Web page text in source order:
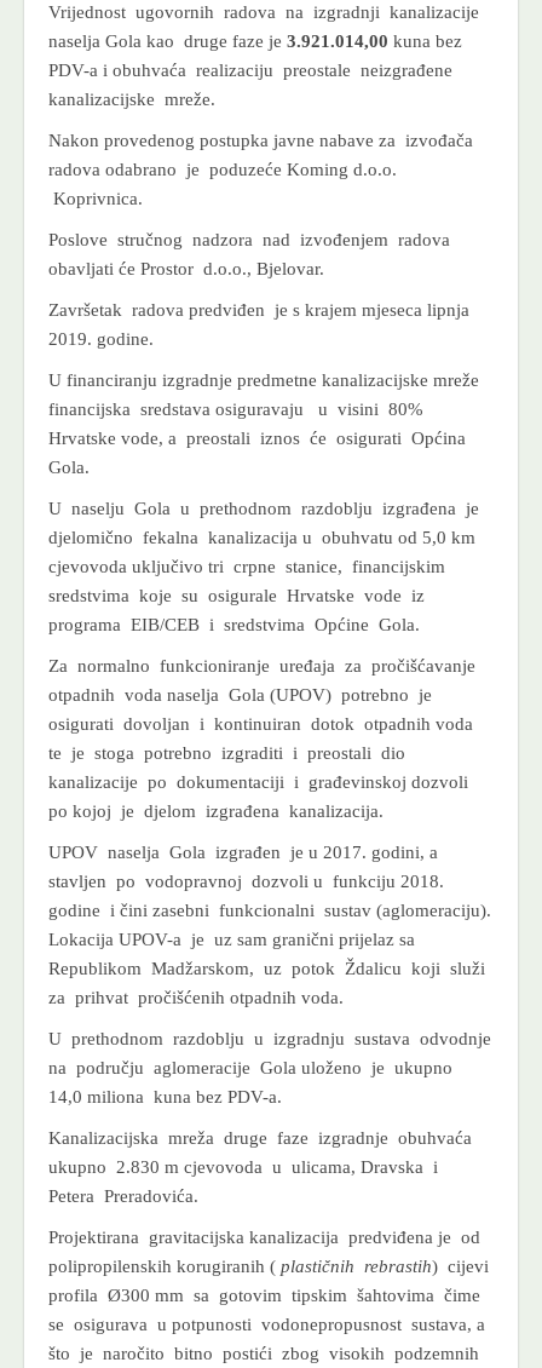
Vrijednost ugovornih radova na izgradnji kanalizacije
naselja Gola kao druge faze je 3.921.014,00 kuna bez
PDV-a i obuhvaća realizaciju preostale neizgrađene
kanalizacijske mreže.
Nakon provedenog postupka javne nabave za izvođača
radova odabrano je poduzeće Koming d.o.o.
Koprivnica.
Poslove stručnog nadzora nad izvođenjem radova
obavljati će Prostor d.o.o., Bjelovar.
Završetak radova predviđen je s krajem mjeseca lipnja
2019. godine.
U financiranju izgradnje predmetne kanalizacijske mreže
financijska sredstava osiguravaju u visini 80%
Hrvatske vode, a preostali iznos će osigurati Općina
Gola.
U naselju Gola u prethodnom razdoblju izgrađena je
djelomično fekalna kanalizacija u obuhvatu od 5,0 km
cjevovoda uključivo tri crpne stanice, financijskim
sredstvima koje su osigurale Hrvatske vode iz
programa EIB/CEB i sredstvima Općine Gola.
Za normalno funkcioniranje uređaja za pročišćavanje
otpadnih voda naselja Gola (UPOV) potrebno je
osigurati dovoljan i kontinuiran dotok otpadnih voda
te je stoga potrebno izgraditi i preostali dio
kanalizacije po dokumentaciji i građevinskoj dozvoli
po kojoj je djelom izgrađena kanalizacija.
UPOV naselja Gola izgrađen je u 2017. godini, a
stavljen po vodopravnoj dozvoli u funkciju 2018.
godine i čini zasebni funkcionalni sustav (aglomeraciju).
Lokacija UPOV-a je uz sam granični prijelaz sa
Republikom Madžarskom, uz potok Ždalicu koji služi
za prihvat pročišćenih otpadnih voda.
U prethodnom razdoblju u izgradnju sustava odvodnje
na području aglomeracije Gola uloženo je ukupno
14,0 miliona kuna bez PDV-a.
Kanalizacijska mreža druge faze izgradnje obuhvaća
ukupno 2.830 m cjevovoda u ulicama, Dravska i
Petera Preradovića.
Projektirana gravitacijska kanalizacija predviđena je od
polipropilenskih korugiranih ( plastičnih rebrastih) cijevi
profila Ø300 mm sa gotovim tipskim šahtovima čime
se osigurava u potpunosti vodonepropusnost sustava, a
što je naročito bitno postići zbog visokih podzemnih